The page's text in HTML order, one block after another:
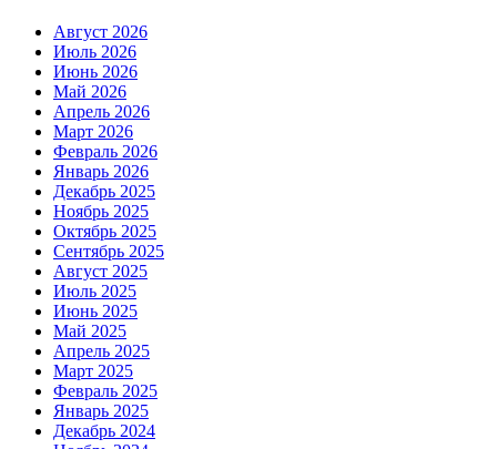
Август 2026
Июль 2026
Июнь 2026
Май 2026
Апрель 2026
Март 2026
Февраль 2026
Январь 2026
Декабрь 2025
Ноябрь 2025
Октябрь 2025
Сентябрь 2025
Август 2025
Июль 2025
Июнь 2025
Май 2025
Апрель 2025
Март 2025
Февраль 2025
Январь 2025
Декабрь 2024